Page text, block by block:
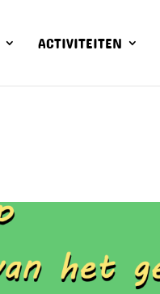
ACTIVITEITEN